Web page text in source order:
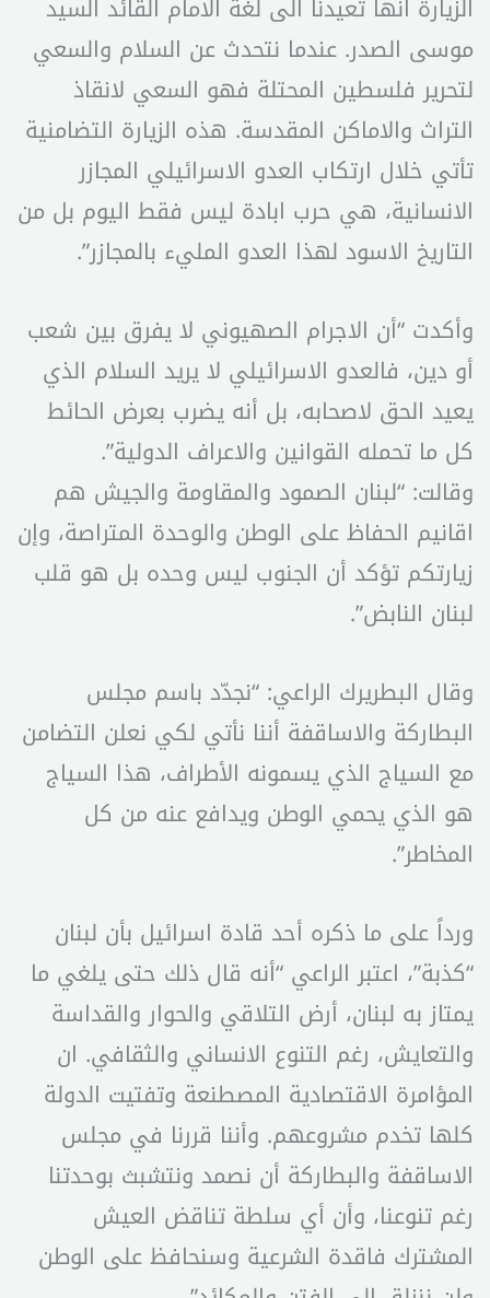
الزيارة انها تعيدنا الى لغة الامام القائد السيد
موسى الصدر. عندما نتحدث عن السلام والسعي
لتحرير فلسطين المحتلة فهو السعي لانقاذ
التراث والاماكن المقدسة. هذه الزيارة التضامنية
تأتي خلال ارتكاب العدو الاسرائيلي المجازر
الانسانية، هي حرب ابادة ليس فقط اليوم بل من
التاريخ الاسود لهذا العدو المليء بالمجازر”.
وأكدت “أن الاجرام الصهيوني لا يفرق بين شعب
أو دين، فالعدو الاسرائيلي لا يريد السلام الذي
يعيد الحق لاصحابه، بل أنه يضرب بعرض الحائط
كل ما تحمله القوانين والاعراف الدولية”.
وقالت: “لبنان الصمود والمقاومة والجيش هم
اقانيم الحفاظ على الوطن والوحدة المتراصة، وإن
زيارتكم تؤكد أن الجنوب ليس وحده بل هو قلب
لبنان النابض”.
وقال البطريرك الراعي: “نجدّد باسم مجلس
البطاركة والاساقفة أننا نأتي لكي نعلن التضامن
مع السياج الذي يسمونه الأطراف، هذا السياج
هو الذي يحمي الوطن ويدافع عنه من كل
المخاطر”.
ورداً على ما ذكره أحد قادة اسرائيل بأن لبنان
“كذبة”، اعتبر الراعي “أنه قال ذلك حتى يلغي ما
يمتاز به لبنان، أرض التلاقي والحوار والقداسة
والتعايش، رغم التنوع الانساني والثقافي. ان
المؤامرة الاقتصادية المصطنعة وتفتيت الدولة
كلها تخدم مشروعهم. وأننا قررنا في مجلس
الاساقفة والبطاركة أن نصمد ونتشبث بوحدتنا
رغم تنوعنا، وأن أي سلطة تناقض العيش
المشترك فاقدة الشرعية وسنحافظ على الوطن